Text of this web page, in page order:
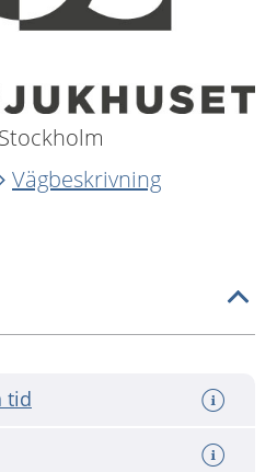
Vägbeskrivning
tid